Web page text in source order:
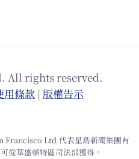
All rights reserved.
⽤條款 | 版權告⽰
Francisco Ltd.代表星島新聞集團有
從華盛頓特區司法部獲得。